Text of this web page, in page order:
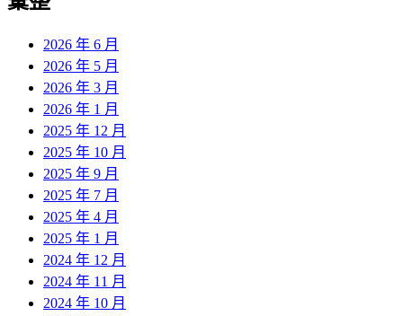
2026 年 6 月
2026 年 5 月
2026 年 3 月
2026 年 1 月
2025 年 12 月
2025 年 10 月
2025 年 9 月
2025 年 7 月
2025 年 4 月
2025 年 1 月
2024 年 12 月
2024 年 11 月
2024 年 10 月